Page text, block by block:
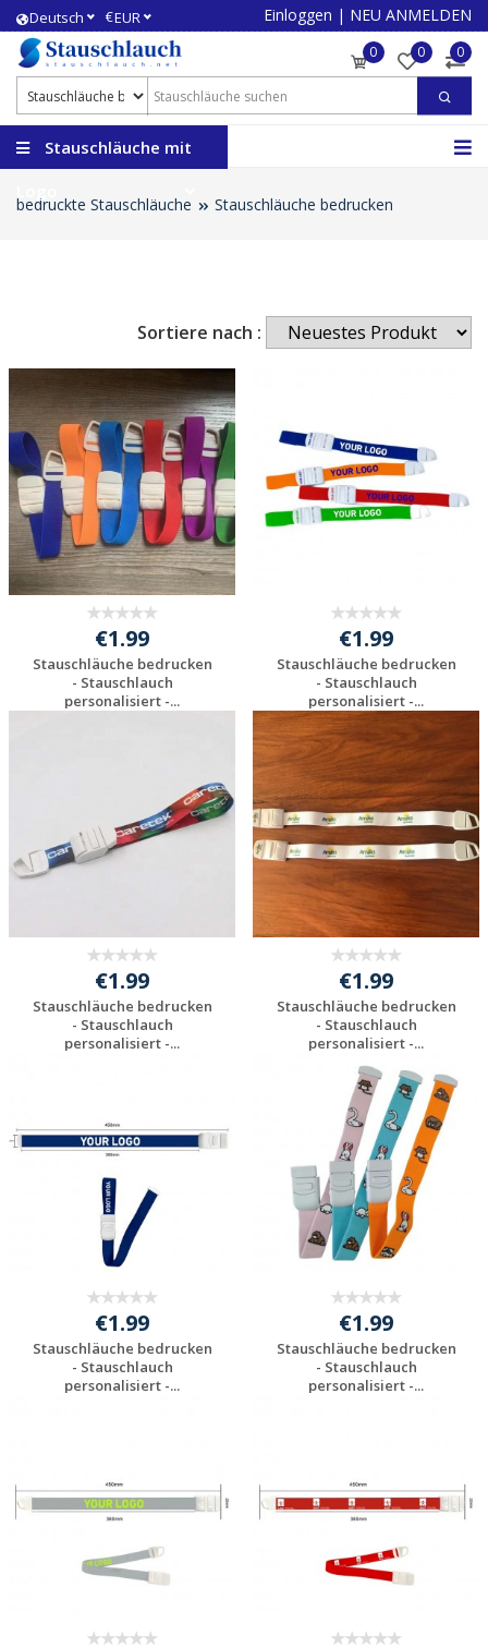
Deutsch €EUR Einloggen | NEU ANMELDEN
0 0 0
Stauschläuche mit
bedruckte Stauschläuche Stauschläuche bedrucken
Sortiere nach :
€1.99
Stauschläuche bedrucken
- Stauschlauch
personalisiert -...
€1.99
Stauschläuche bedrucken
- Stauschlauch
personalisiert -...
Individuelles
Angebot anfordern
€1.99
Stauschläuche bedrucken
- Stauschlauch
personalisiert -...
€1.99
Stauschläuche bedrucken
- Stauschlauch
personalisiert -...
Individuelles
Angebot anfordern
€1.99
Stauschläuche bedrucken
- Stauschlauch
personalisiert -...
€1.99
Stauschläuche bedrucken
- Stauschlauch
personalisiert -...